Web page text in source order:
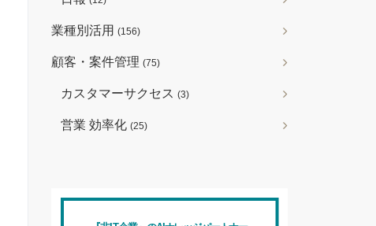
業種別活用 (156)
顧客・案件管理 (75)
カスタマーサクセス (3)
営業 効率化 (25)